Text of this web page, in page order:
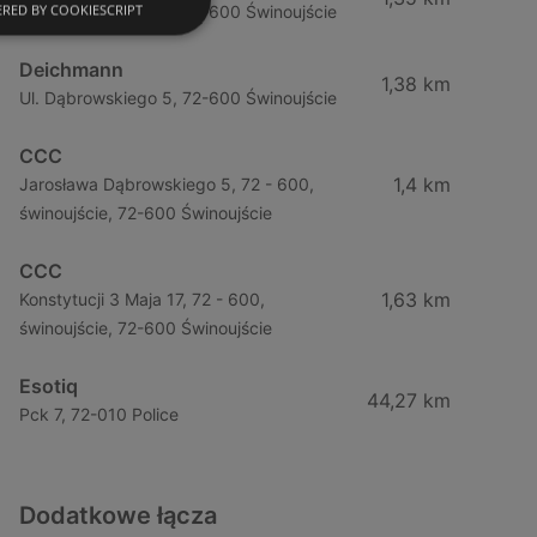
Ul. Dąbrowskiego 5, 72-600 Świnoujście
Deichmann
Ul. Dąbrowskiego 5, 72-600 Świnoujście
1,38 km
CCC
Jarosława Dąbrowskiego 5, 72 - 600,
świnoujście, 72-600 Świnoujście
1,4 km
CCC
Konstytucji 3 Maja 17, 72 - 600,
świnoujście, 72-600 Świnoujście
1,63 km
Esotiq
Pck 7, 72-010 Police
44,27 km
Dodatkowe łącza
BY COOKIESCRIPT